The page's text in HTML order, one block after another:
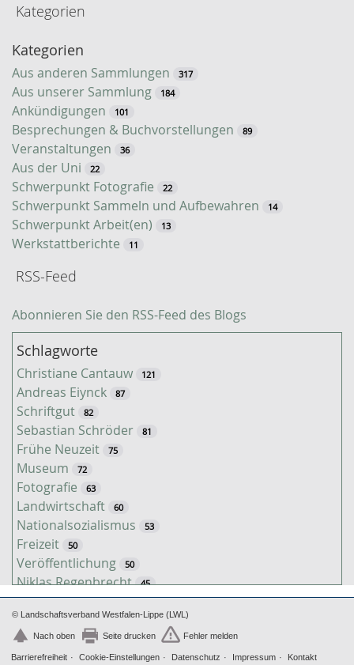
S
u
c
h
e
Kategorien
Kategorien
Aus anderen Sammlungen 317
Aus unserer Sammlung 184
Ankündigungen 101
Besprechungen & Buchvorstellungen 89
Veranstaltungen 36
Aus der Uni 22
Schwerpunkt Fotografie 22
Schwerpunkt Sammeln und Aufbewahren 14
Schwerpunkt Arbeit(en) 13
Werkstattberichte 11
RSS-Feed
Abonnieren Sie den RSS-Feed des Blogs
Schlagworte
Christiane Cantauw 121
Andreas Eiynck 87
Schriftgut 82
Sebastian Schröder 81
Frühe Neuzeit 75
Museum 72
Fotografie 63
Landwirtschaft 60
Nationalsozialismus 53
Freizeit 50
Veröffentlichung 50
Niklas Regenbrecht 45
Kaiserzeit
Tiere 38
Timo Luks 37
Christof Spannhoff 31
© Landschaftsverband Westfalen-Lippe (LWL)
Nach oben Seite drucken Fehler melden
Barrierefreiheit Cookie-Einstellungen Datenschutz Impressum Kontakt